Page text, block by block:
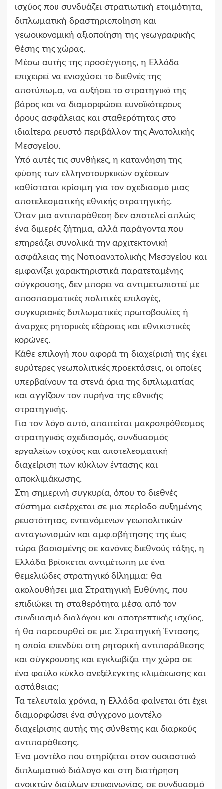
ισχύος που συνδυάζει στρατιωτική ετοιμότητα,
διπλωματική δραστηριοποίηση και
γεωοικονομική αξιοποίηση της γεωγραφικής
θέσης της χώρας.
Μέσω αυτής της προσέγγισης, η Ελλάδα
επιχειρεί να ενισχύσει το διεθνές της
αποτύπωμα, να αυξήσει το στρατηγικό της
βάρος και να διαμορφώσει ευνοϊκότερους
όρους ασφάλειας και σταθερότητας στο
ιδιαίτερα ρευστό περιβάλλον της Ανατολικής
Μεσογείου.
Υπό αυτές τις συνθήκες, η κατανόηση της
φύσης των ελληνοτουρκικών σχέσεων
καθίσταται κρίσιμη για τον σχεδιασμό μιας
αποτελεσματικής εθνικής στρατηγικής.
Όταν μια αντιπαράθεση δεν αποτελεί απλώς
ένα διμερές ζήτημα, αλλά παράγοντα που
επηρεάζει συνολικά την αρχιτεκτονική
ασφάλειας της Νοτιοανατολικής Μεσογείου και
εμφανίζει χαρακτηριστικά παρατεταμένης
σύγκρουσης, δεν μπορεί να αντιμετωπιστεί με
αποσπασματικές πολιτικές επιλογές,
συγκυριακές διπλωματικές πρωτοβουλίες ή
άναρχες ρητορικές εξάρσεις και εθνικιστικές
κορώνες.
Κάθε επιλογή που αφορά τη διαχείρισή της έχει
ευρύτερες γεωπολιτικές προεκτάσεις, οι οποίες
υπερβαίνουν τα στενά όρια της διπλωματίας
και αγγίζουν τον πυρήνα της εθνικής
στρατηγικής.
Για τον λόγο αυτό, απαιτείται μακροπρόθεσμος
στρατηγικός σχεδιασμός, συνδυασμός
εργαλείων ισχύος και αποτελεσματική
διαχείριση των κύκλων έντασης και
αποκλιμάκωσης.
Στη σημερινή συγκυρία, όπου το διεθνές
σύστημα εισέρχεται σε μια περίοδο αυξημένης
ρευστότητας, εντεινόμενων γεωπολιτικών
ανταγωνισμών και αμφισβήτησης της έως
τώρα βασισμένης σε κανόνες διεθνούς τάξης, η
Ελλάδα βρίσκεται αντιμέτωπη με ένα
θεμελιώδες στρατηγικό δίλημμα: θα
ακολουθήσει μια Στρατηγική Ευθύνης, που
επιδιώκει τη σταθερότητα μέσα από τον
συνδυασμό διαλόγου και αποτρεπτικής ισχύος,
ή θα παρασυρθεί σε μια Στρατηγική Έντασης,
η οποία επενδύει στη ρητορική αντιπαράθεσης
και σύγκρουσης και εγκλωβίζει την χώρα σε
ένα φαύλο κύκλο ανεξέλεγκτης κλιμάκωσης και
αστάθειας;
Τα τελευταία χρόνια, η Ελλάδα φαίνεται ότι έχει
διαμορφώσει ένα σύγχρονο μοντέλο
διαχείρισης αυτής της σύνθετης και διαρκούς
αντιπαράθεσης.
Ένα μοντέλο που στηρίζεται στον ουσιαστικό
διπλωματικό διάλογο και στη διατήρηση
ανοικτών διαύλων επικοινωνίας, σε συνδυασμό